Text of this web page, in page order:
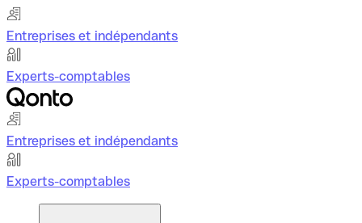
Entreprises et indépendants
Experts-comptables
Entreprises et indépendants
Experts-comptables